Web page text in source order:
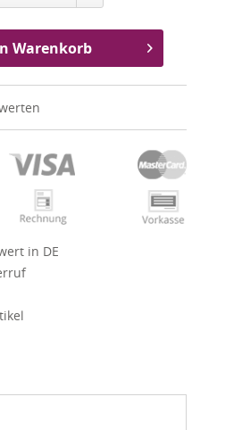
Warenkorb
in DE